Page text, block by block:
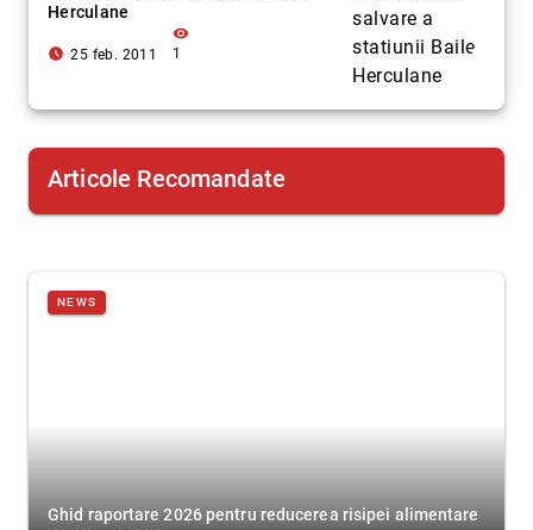
Herculane
access_time_filled 25 feb. 2011
visibility
1
Articole Recomandate
NEWS
Ghid raportare 2026 pentru reducerea risipei alimentare